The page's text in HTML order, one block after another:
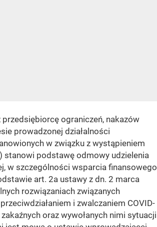
przedsiębiorcę ograniczeń, nakazów
prowadzonej działalności
w związku z wystąpieniem
stanowi podstawę odmowy udzielenia
w szczególności wsparcia finansowego
art. 2a ustawy z dn. 2 marca
rozwiązaniach związanych
i zwalczaniem COVID-
oraz wywołanych nimi sytuacji